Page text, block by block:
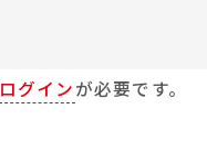
ログインが必要です。